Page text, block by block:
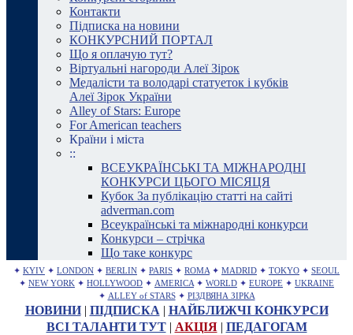
Контакти
Підписка на новини
КОНКУРСНИЙ ПОРТАЛ
Що я оплачую тут?
Віртуальні нагороди Алеї Зірок
Медалісти та володарі статуеток і кубків
Алеї Зірок України
Alley of Stars: Europe
For American teachers
Країни і міста
::
ВСЕУКРАЇНСЬКІ ТА МІЖНАРОДНІ
КОНКУРСИ ЦЬОГО МІСЯЦЯ
Кубок За публікацію статті на сайті
adverman.com
Всеукраїнські та міжнародні конкурси
Конкурси – стрічка
Що таке конкурс
✦ KYIV ✦ LONDON ✦ BERLIN ✦ PARIS ✦ ROMA ✦ MADRID ✦ TOKYO ✦ SEOUL
✦ NEW YORK ✦ HOLLYWOOD ✦ AMERICA ✦ WORLD ✦ EUROPE ✦ UKRAINE
✦ ALLEY of STARS ✦ РІЗДВЯНА ЗІРКА
НОВИНИ| ПІДПИСКА | НАЙБЛИЖЧІ КОНКУРСИ
ВСІ ТАЛАНТИ ТУТ| АКЦІЯ| ПЕДАГОГАМ